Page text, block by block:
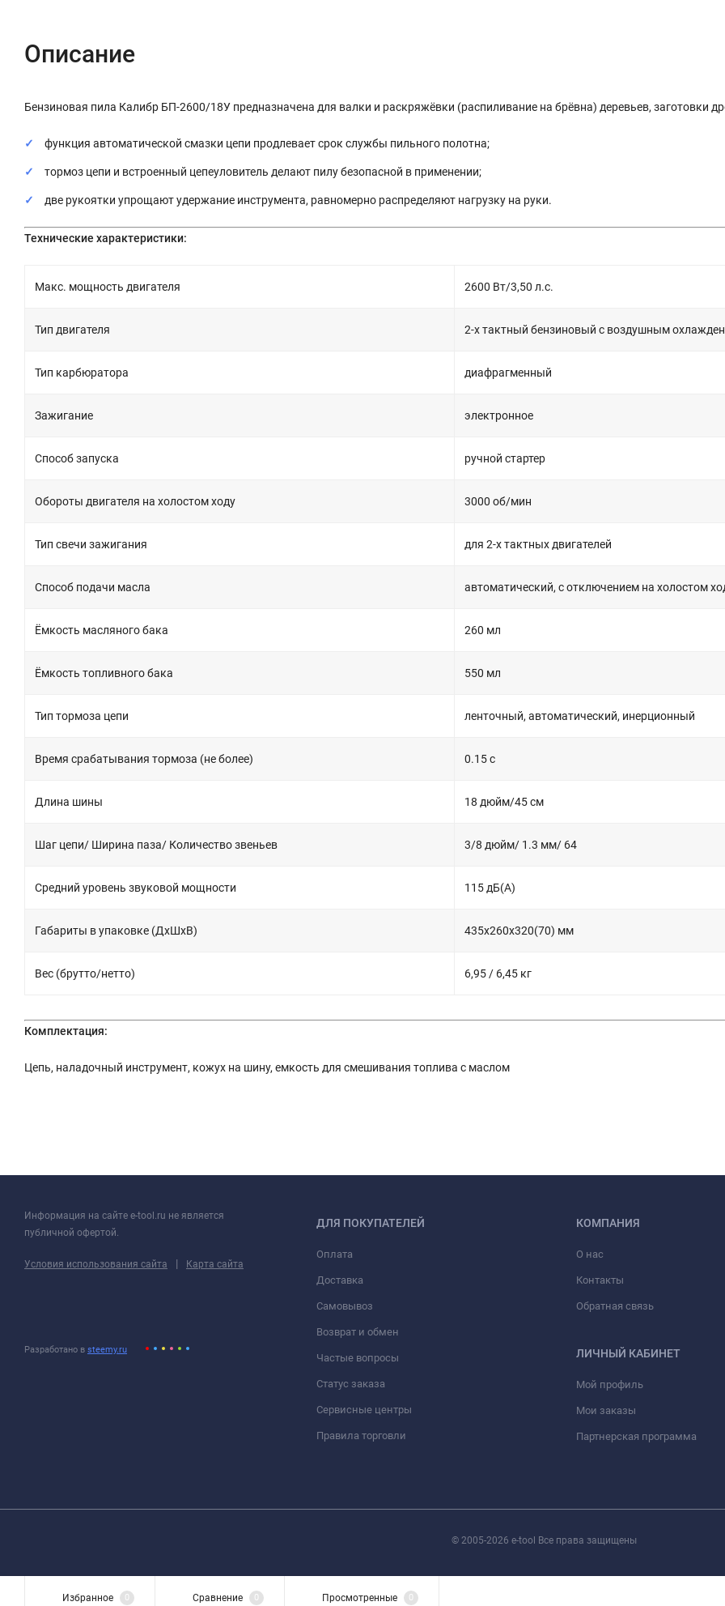
Описание
Бензиновая пила Калибр БП-2600/18У предназначена для валки и раскряжёвки (распиливание на брёвна) деревьев, заготовки
функция автоматической смазки цепи продлевает срок службы пильного полотна;
тормоз цепи и встроенный цепеуловитель делают пилу безопасной в применении;
две рукоятки упрощают удержание инструмента, равномерно распределяют нагрузку на руки.
Технические характеристики:
Макс. мощность двигателя 2600 Вт/3,50 л.с.
Тип двигателя 2-х тактный бензиновый с воздушным
Тип карбюратора диафрагменный
Зажигание электронное
Способ запуска ручной стартер
Обороты двигателя на холостом ходу 3000 об/мин
Тип свечи зажигания для 2-х тактных двигателей
Способ подачи масла автоматический, с отключением на холостом
Ёмкость масляного бака 260 мл
Ёмкость топливного бака 550 мл
Тип тормоза цепи ленточный, автоматический, инерционный
Время срабатывания тормоза (не более) 0.15 с
Длина шины 18 дюйм/45 см
Шаг цепи/ Ширина паза/ Количество звеньев 3/8 дюйм/ 1.3 мм/ 64
Средний уровень звуковой мощности 115 дБ(А)
Габариты в упаковке (ДхШхВ) 435x260x320(70) мм
Вес (брутто/нетто) 6,95 / 6,45 кг
Комплектация:
Цепь, наладочный инструмент, кожух на шину, емкость для смешивания топлива с маслом
Информация на сайте e-tool.ru не является
публичной офертой.
Условия использования сайта | Карта сайта
Разработано в steemy.ru
ДЛЯ ПОКУПАТЕЛЕЙ
Оплата
Доставка
Самовывоз
Возврат и обмен
Частые вопросы
Статус заказа
Сервисные центры
Правила торговли
КОМПАНИЯ
О нас
Контакты
Обратная связь
ЛИЧНЫЙ КАБИНЕТ
Мой профиль
Мои заказы
Партнерская программа
© 2005-2026 e-tool Все права защищены
Избранное 0 Сравнение 0 Просмотренные 0